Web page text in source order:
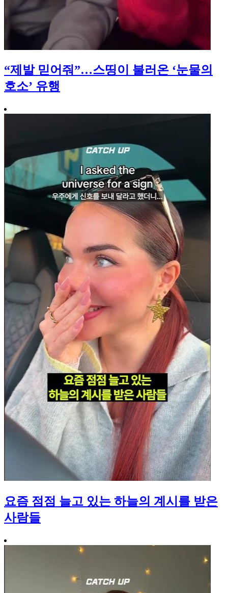
“제발 믿어줘”…스띵이 불러온 ‘눈물의
호소’ 유행
요즘 점점 늘고 있는 하늘의 계시를 받은
사람들